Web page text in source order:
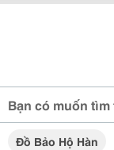
Bạn có muốn tìm
Đồ Bảo Hộ Hàn